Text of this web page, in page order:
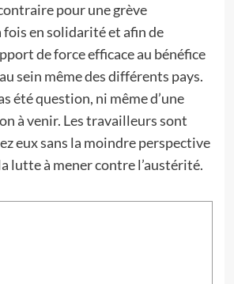
pour une grève
fois en solidarité et afin de
de force efficace au bénéfice
sein même des différents pays.
été question, ni même d’une
à venir. Les travailleurs sont
eux sans la moindre perspective
lutte à mener contre l’austérité.